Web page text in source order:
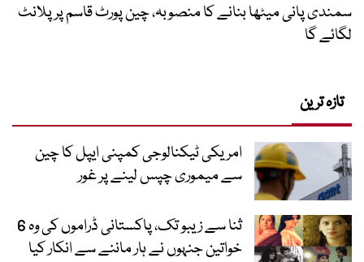
سمندی پانی میٹھا بنانے کا منصوبہ، چین پورٹ قاسم پر پلانٹ
لگائے گا
تازہ ترین
امریکی ٹیکنالوجی کمپنی ایپل کا چین
سے میموری چپس لینے پر غور
ثنا سے زیبو تک، پاکستانی ڈراموں کی وہ 6
خواتین جنہوں نے ہار ماننے سے انکار کیا